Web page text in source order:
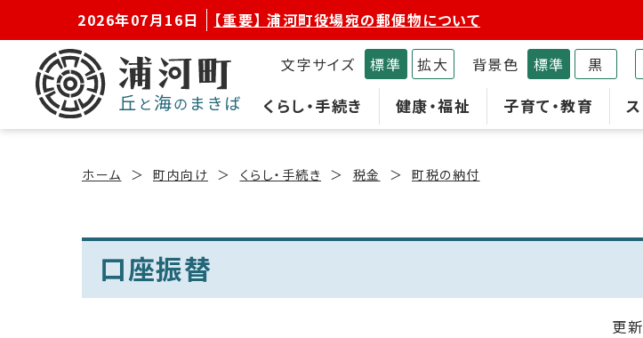
2026年07月16日 【重要】 浦河町役場宛の郵便物について
くらし・手続き 健康・福祉 子育て・教育
文字サイズ 標準 拡大 背景色 標準 黒
ホーム 町内向け くらし・手続き 税金 町税の納付
口座振替
更新